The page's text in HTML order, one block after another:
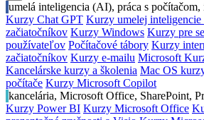
umelá inteligencia (AI), práca s počítačom,
Kurzy Chat GPT Kurzy umelej
začiatočníkov Kurzy Windows Kurzy pre
používateľov Počítačové tábory Kurzy
začiatočníkov Kurzy e-mailu Microsoft
Kancelárske kurzy a školenia Mac OS
počítače Kurzy Microsoft Copilot
kancelária, Microsoft Office, SharePoint,
Kurzy Power BI Kurzy Microsoft Office